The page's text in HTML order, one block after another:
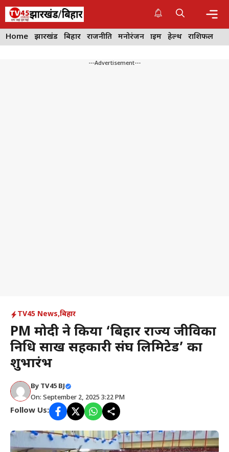
Skip
content
Home झारखंड बिहार राजनीति मनोरंजन क्राइम हेल्थ राशिफल
---Advertisement---
TV45 News,बिहार
PM मोदी ने किया ‘बिहार राज्य जीविका
निधि साख सहकारी संघ लिमिटेड’ का
शुभारंभ
By TV45 BJ
On: September 2, 2025 3:22 PM
Follow Us: